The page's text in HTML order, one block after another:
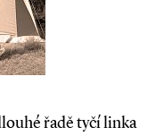
řadě tyčí linka